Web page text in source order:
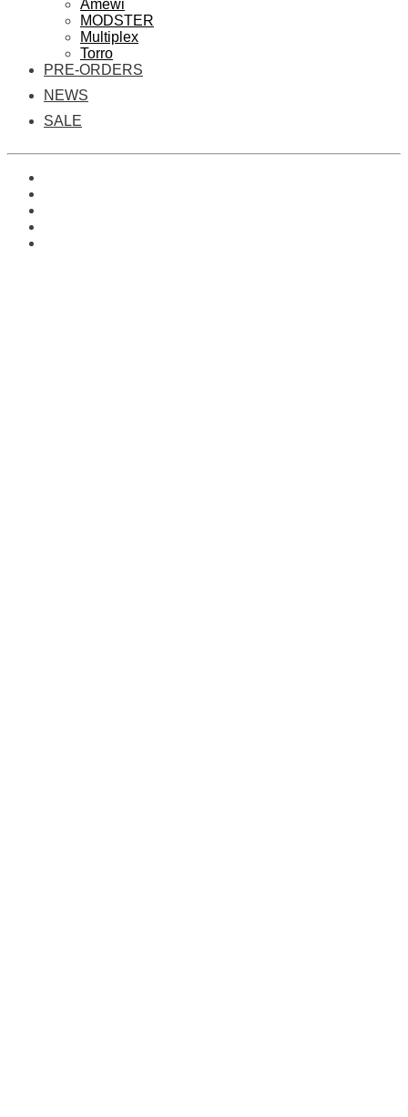
Amewi
MODSTER
Multiplex
Torro
PRE-ORDERS
NEWS
SALE